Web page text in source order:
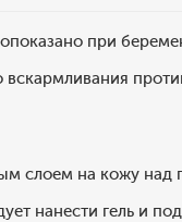
при
слоем на кожу
нанести гель и